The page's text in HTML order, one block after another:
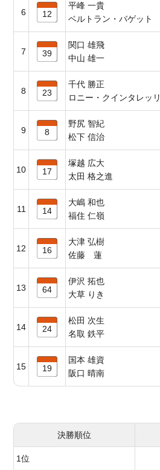
6 12
平峰 一貴
ベルトラン・バゲット
7 39
関口 雄飛
中山 雄一
8 23
千代 勝正
ロニー・クインタレッリ
9 8
野尻 智紀
松下 信治
10 17
塚越 広大
太田 格之進
11 14
大嶋 和也
福住 仁嶺
12 16
大津 弘樹
佐藤 蓮
13 64
伊沢 拓也
大草 りき
14 24
松田 次生
名取 鉄平
15 19
国本 雄資
阪口 晴南
決勝順位
1位